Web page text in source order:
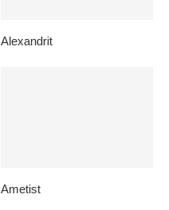
Alexandrit
Ametist